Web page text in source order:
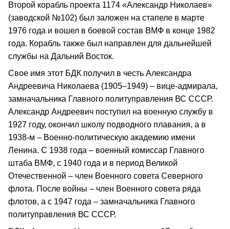
Второй корабль проекта 1174 «Александр Николаев»
(заводской №102) был заложен на стапеле в марте
1976 года и вошел в боевой состав ВМФ в конце 1982
года. Корабль также был направлен для дальнейшей
службы на Дальний Восток.
Свое имя этот БДК получил в честь Александра
Андреевича Николаева (1905–1949) – вице-адмирала,
замначальника Главного политуправления ВС СССР.
Александр Андреевич поступил на военную службу в
1927 году, окончил школу подводного плавания, а в
1938-м – Военно-политическую академию имени
Ленина. С 1938 года – военный комиссар Главного
штаба ВМФ, с 1940 года и в период Великой
Отечественной – член Военного совета Северного
флота. После войны – член Военного совета ряда
флотов, а с 1947 года – замначальника Главного
политуправления ВС СССР.